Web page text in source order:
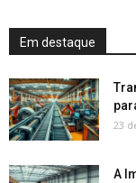
Em destaque
23
A